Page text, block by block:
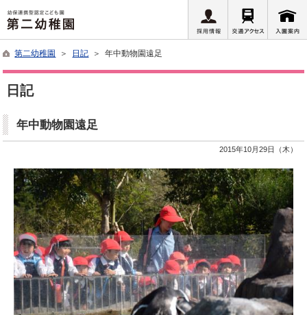
第二幼稚園 ＞ 日記 ＞ 年中動物園遠足
日記
年中動物園遠足
2015年10月29日（木）